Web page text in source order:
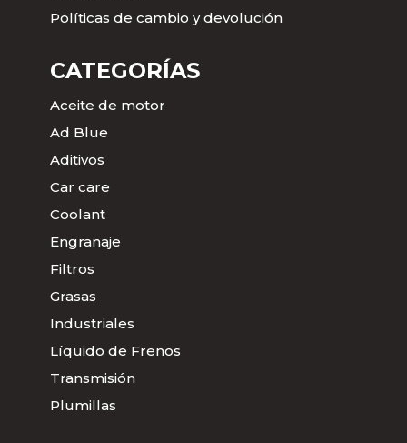
Políticas de cambio y devolución
CATEGORÍAS
Aceite de motor
Ad Blue
Aditivos
Car care
Coolant
Engranaje
Filtros
Grasas
Industriales
Líquido de Frenos
Transmisión
Plumillas